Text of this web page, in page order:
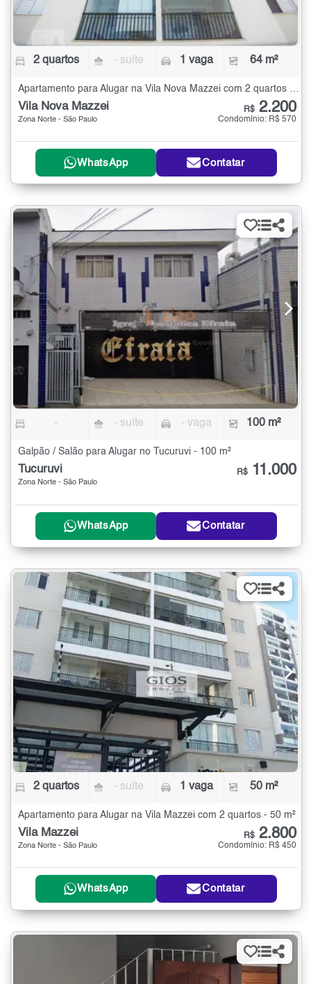
2 quartos - suíte 1 vaga 64 m²
Apartamento para Alugar na Vila Nova Mazzei com 2 quartos - 64 m²
Vila Nova Mazzei
Zona Norte - São Paulo
R$ 2.200
Condomínio: R$ 570
WhatsApp Contatar
- - suíte - vaga 100 m²
Galpão / Salão para Alugar no Tucuruvi - 100 m²
Tucuruvi
Zona Norte - São Paulo
R$ 11.000
WhatsApp Contatar
2 quartos - suíte 1 vaga 50 m²
Apartamento para Alugar na Vila Mazzei com 2 quartos - 50 m²
Vila Mazzei
Zona Norte - São Paulo
R$ 2.800
Condomínio: R$ 450
WhatsApp Contatar